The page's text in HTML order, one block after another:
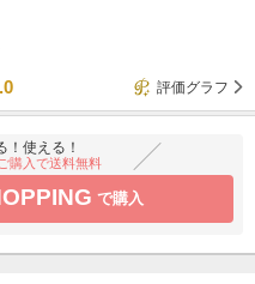
評価グラフ
！使える！
購入で送料無料
で購入